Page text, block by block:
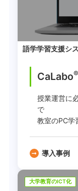
語学学習支援シ
CaLabo®
授業運営に
で
教室のPC学
導入事例
大学教育のICT化